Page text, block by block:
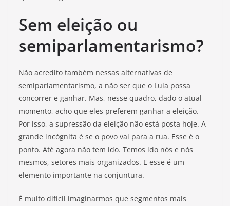
Sem eleição ou
semiparlamentarismo?
Não acredito também nessas alternativas de
semiparlamentarismo, a não ser que o Lula possa
concorrer e ganhar. Mas, nesse quadro, dado o atual
momento, acho que eles preferem ganhar a eleição.
Por isso, a supressão da eleição não está posta hoje. A
grande incógnita é se o povo vai para a rua. Esse é o
ponto. Até agora não tem ido. Temos ido nós e nós
mesmos, setores mais organizados. E esse é um
elemento importante na conjuntura.
É muito difícil imaginarmos que segmentos mais